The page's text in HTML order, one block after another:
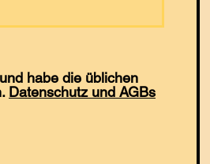
habe die üblichen
Datenschutz und AGBs